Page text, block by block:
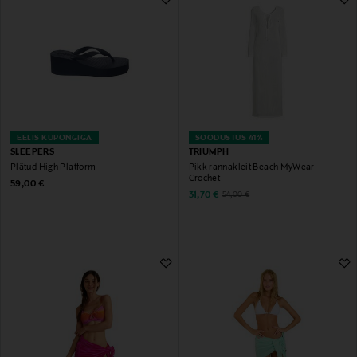
EELIS KUPONGIGA
SLEEPERS
Plätud High Platform
Original Price
59,00 €
SOODUSTUS 41%
TRIUMPH
Pikk rannakleit Beach MyWear
Crochet
Discounted Price
31,70 € Original Price
54,00 €